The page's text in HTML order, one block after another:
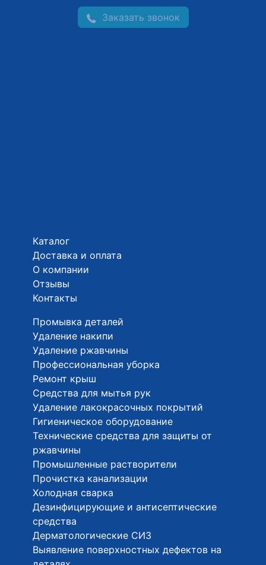
Заказать звонок
Каталог
Доставка и оплата
О компании
Отзывы
Контакты
Промывка деталей
Удаление накипи
Удаление ржавчины
Профессиональная уборка
Ремонт крыш
Средства для мытья рук
Удаление лакокрасочных покрытий
Гигиеническое оборудование
Технические средства для защиты от
ржавчины
Промышленные растворители
Прочистка канализации
Холодная сварка
Дезинфицирующие и антисептические
средства
Дерматологические СИЗ
Выявление поверхностных дефектов на